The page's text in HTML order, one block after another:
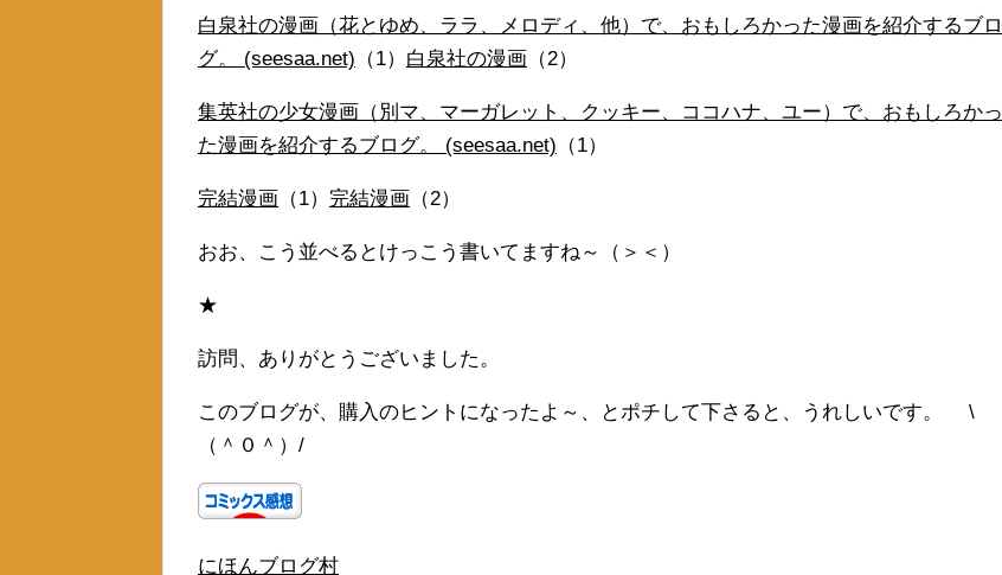
白泉社の漫画（花とゆめ、ララ、メロディ、他）で、おもしろかった漫画を紹介するブロ
グ。 (seesaa.net) （1） 白泉社の漫画 （2）
集英社の少女漫画（別マ、マーガレット、クッキー、ココハナ、ユー）で、おもしろかっ
た漫画を紹介するブログ。 (seesaa.net) （1）
完結漫画 （1） 完結漫画 （2）
おお、こう並べるとけっこう書いてますね～（＞＜）
★
訪問、ありがとうございました。
このブログが、購入のヒントになったよ～、とポチして下さると、うれしいです。 \
（＾０＾）/
にほんブログ村